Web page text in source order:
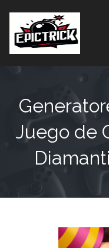
Juego de